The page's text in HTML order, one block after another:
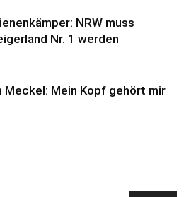
NRW muss
Nr. 1 werden
Meckel: Mein Kopf gehört mir